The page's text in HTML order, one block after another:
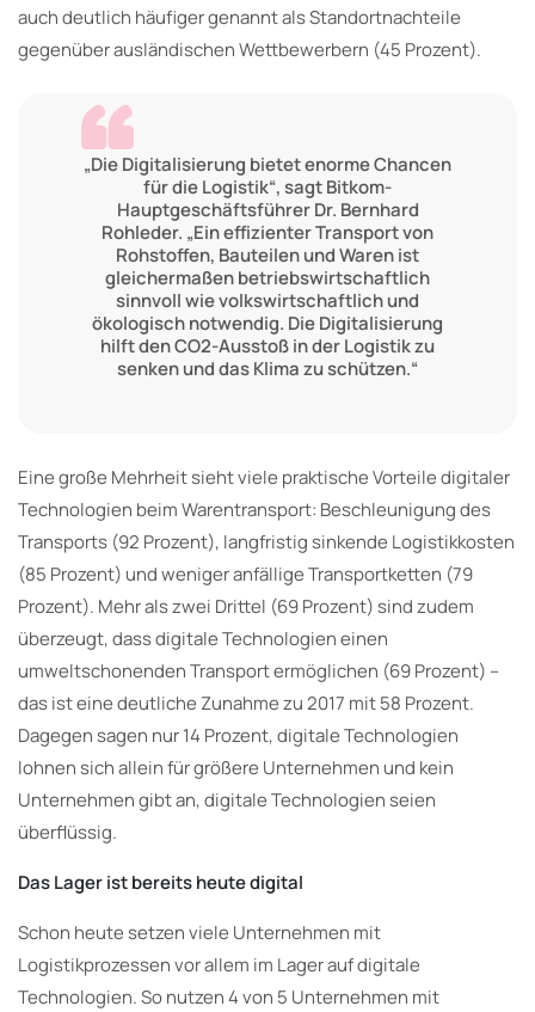
auch deutlich häufiger genannt als Standortnachteile
gegenüber ausländischen Wettbewerbern (45 Prozent).
„Die Digitalisierung bietet enorme Chancen
für die Logistik“, sagt Bitkom-
Hauptgeschäftsführer Dr. Bernhard
Rohleder. „Ein effizienter Transport von
Rohstoffen, Bauteilen und Waren ist
gleichermaßen betriebswirtschaftlich
sinnvoll wie volkswirtschaftlich und
ökologisch notwendig. Die Digitalisierung
hilft den CO2-Ausstoß in der Logistik zu
senken und das Klima zu schützen.“
Eine große Mehrheit sieht viele praktische Vorteile digitaler
Technologien beim Warentransport: Beschleunigung des
Transports (92 Prozent), langfristig sinkende Logistikkosten
(85 Prozent) und weniger anfällige Transportketten (79
Prozent). Mehr als zwei Drittel (69 Prozent) sind zudem
überzeugt, dass digitale Technologien einen
umweltschonenden Transport ermöglichen (69 Prozent) –
das ist eine deutliche Zunahme zu 2017 mit 58 Prozent.
Dagegen sagen nur 14 Prozent, digitale Technologien
lohnen sich allein für größere Unternehmen und kein
Unternehmen gibt an, digitale Technologien seien
überflüssig.
Das Lager ist bereits heute digital
Schon heute setzen viele Unternehmen mit
Logistikprozessen vor allem im Lager auf digitale
Technologien. So nutzen 4 von 5 Unternehmen mit